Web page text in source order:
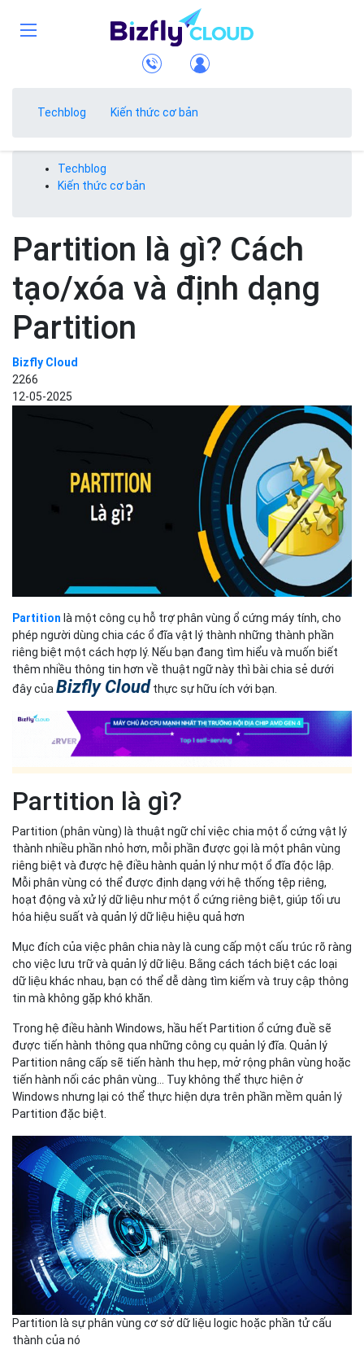
Techblog Kiến thức cơ bản
Techblog
Kiến thức cơ bản
Partition là gì? Cách
tạo/xóa và định dạng
Partition
Bizfly Cloud
2266
12-05-2025
Partition là một công cụ hỗ trợ phân vùng ổ cứng máy tính, cho
phép người dùng chia các ổ đĩa vật lý thành những thành phần
riêng biệt một cách hợp lý. Nếu bạn đang tìm hiểu và muốn biết
thêm nhiều thông tin hơn về thuật ngữ này thì bài chia sẻ dưới
đây của Bizfly Cloud thực sự hữu ích với bạn.
Partition là gì?
Partition (phân vùng) là thuật ngữ chỉ việc chia một ổ cứng vật lý
thành nhiều phần nhỏ hơn, mỗi phần được gọi là một phân vùng
riêng biệt và được hệ điều hành quản lý như một ổ đĩa độc lập.
Mỗi phân vùng có thể được định dạng với hệ thống tệp riêng,
hoạt động và xử lý dữ liệu như một ổ cứng riêng biệt, giúp tối ưu
hóa hiệu suất và quản lý dữ liệu hiệu quả hơn
Mục đích của việc phân chia này là cung cấp một cấu trúc rõ ràng
cho việc lưu trữ và quản lý dữ liệu. Bằng cách tách biệt các loại
dữ liệu khác nhau, bạn có thể dễ dàng tìm kiếm và truy cập thông
tin mà không gặp khó khăn.
Trong hệ điều hành Windows, hầu hết Partition ổ cứng đuề sẽ
được tiến hành thông qua những công cụ quản lý đĩa. Quản lý
Partition nâng cấp sẽ tiến hành thu hẹp, mở rộng phân vùng hoặc
tiến hành nối các phân vùng… Tuy không thể thực hiện ở
Windows nhưng lại có thể thực hiện dựa trên phần mềm quản lý
Partition đặc biệt.
Partition là sự phân vùng cơ sở dữ liệu logic hoặc phần tử cấu
thành của nó